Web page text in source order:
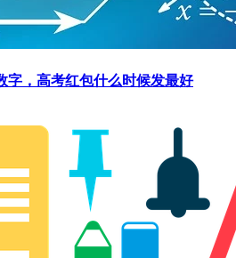
字，高考红包什么时候发最好